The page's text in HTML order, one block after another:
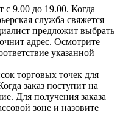
с 9.00 до 19.00. Когда
служба свяжется
предложит выбрать
адрес. Осмотрите
указанной
торговых точек для
заказ поступит на
Для получения заказа
зоне и назовите